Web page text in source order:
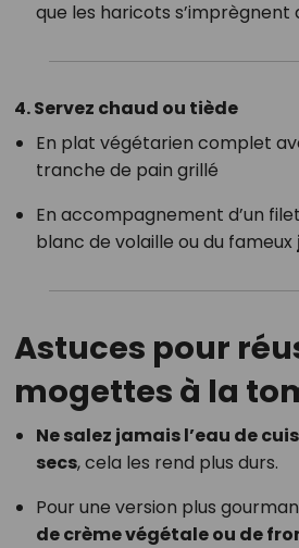
que les haricots s’imprègnent
4.Servez chaud ou tiède
En plat végétarien complet
tranche de pain grillé
En accompagnement d’un
blanc de volaille ou du fameux
Astuces pour
mogettes à la
Ne salez jamais l’eau de
secs, cela les rend plus durs.
Pour une version plus
de crème végétale ou de